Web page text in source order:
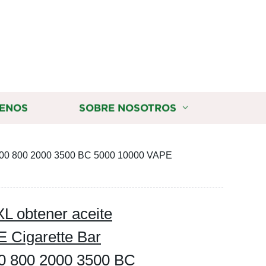
SOBRE NOSOTROS
800 2000 3500 BC 5000 10000 VAPE
obtener aceite
Cigarette Bar
800 2000 3500 BC